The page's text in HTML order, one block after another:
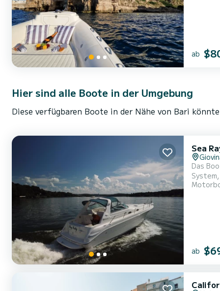
ab
Hier sind alle Boote in der Umgebung
Diese verfügbaren Boote in der Nähe von Bari
Sea
Das
ab